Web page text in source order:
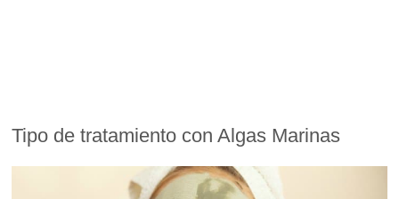
Tipo de tratamiento con Algas Marinas